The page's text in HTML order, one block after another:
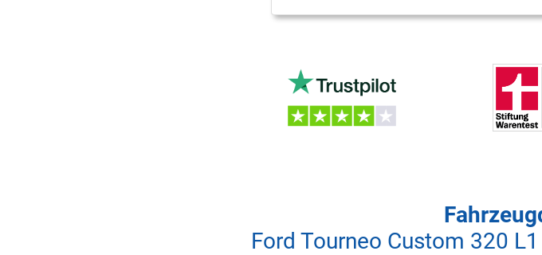
Ford Tourneo Custom 320